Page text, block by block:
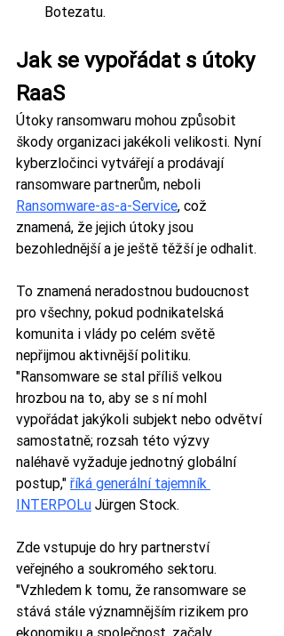
Botezatu.
Jak se vypořádat s útoky
RaaS
Útoky ransomwaru mohou způsobit
škody organizaci jakékoli velikosti. Nyní
kyberzločinci vytvářejí a prodávají
ransomware partnerům, neboli
Ransomware-as-a-Service, což
znamená, že jejich útoky jsou
bezohlednější a je ještě těžší je odhalit.
To znamená neradostnou budoucnost
pro všechny, pokud podnikatelská
komunita i vlády po celém světě
nepřijmou aktivnější politiku.
"Ransomware se stal příliš velkou
hrozbou na to, aby se s ní mohl
vypořádat jakýkoli subjekt nebo odvětví
samostatně; rozsah této výzvy
naléhavě vyžaduje jednotný globální
postup," říká generální tajemník
INTERPOLu Jürgen Stock.
Zde vstupuje do hry partnerství
veřejného a soukromého sektoru.
"Vzhledem k tomu, že ransomware se
stává stále významnějším rizikem pro
ekonomiku a společnost, začaly